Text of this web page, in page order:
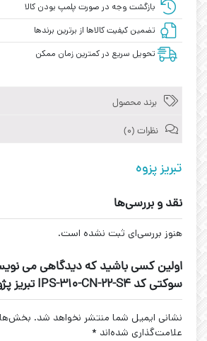
بازگشت وجه در صورت پلمپ بودن کالا
تضمین کیفیت کالاها از برترین برندها
تحویل سریع در کمترین زمان ممکن
برند محصول
نظرات (0)
تبریز پزوه
نقد و بررسی‌ها
هنوز بررسی‌ای ثبت نشده است.
اولین کسی باشید که دیدگاهی می
سوکتی کد IPS-310-CN-22-S4 تبریز پژوه”
نشانی ایمیل شما منتشر نخواهد شد.
علامت‌گذاری شده‌اند *